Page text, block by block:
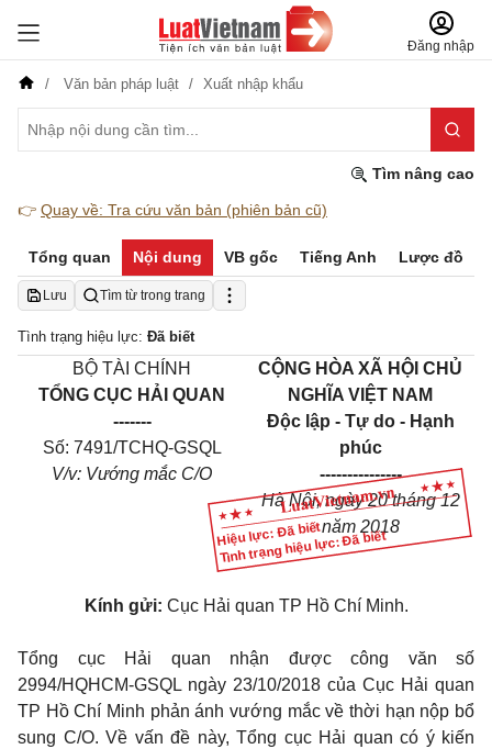
Đăng nhập
Văn bản pháp luật Xuất nhập khẩu
Tìm nâng cao
👉 Quay về: Tra cứu văn bản (phiên bản cũ)
Tổng quan Nội dung VB gốc Tiếng Anh Lược đồ
Lưu Tìm từ trong trang
Tình trạng hiệu lực: Đã biết
Hiệu lực: Đã biết
Tình trạng hiệu lực: Đã biết
BỘ TÀI CHÍNH
TỔNG CỤC HẢI QUAN
-------
Số: 7491/TCHQ-GSQL
V/v: Vướng mắc C/O
CỘNG HÒA XÃ HỘI CHỦ
NGHĨA VIỆT NAM
Độc lập - Tự do - Hạnh
phúc
---------------
Hà Nội, ngày20 tháng12
năm 2018
Kính gửi: Cục Hải quan TP Hồ Chí Minh.
Tổng cục Hải quan nhận được công văn số
2994/HQHCM-GSQL ngày 23/10/2018 của Cục Hải quan
TP Hồ Chí Minh phản ánh vướng mắc về thời hạn nộp bổ
sung C/O. Về vấn đề này, Tổng cục Hải quan có ý kiến